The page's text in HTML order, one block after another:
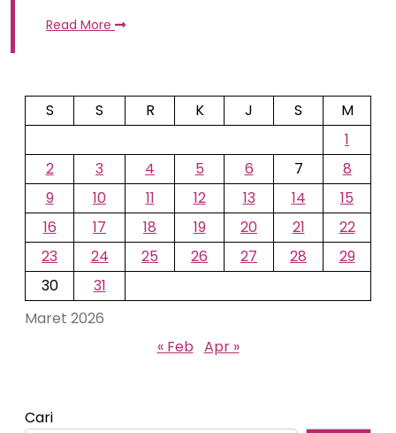
Read More
Maret 2026
S S R K J S
M
1
2
3 4 5 6 7
8
9
10 11 12 13 14
15
16
17 18 19 20 21
22
23
24 25 26 27 28
29
30
31
« Feb Apr »
Cari